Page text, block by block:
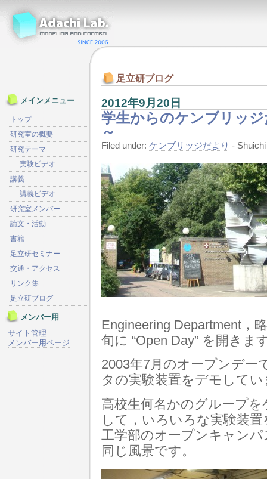
足立研ブログ
2012年9月20日
学生からのケンブリッ
～
Filed under: ケンブリッジだより -
Engineering Department，
旬に “Open Day” を開きま
2003年7月のオープンデー
タの実験装置をデモして
高校生何名かのグループ
して，いろいろな実験装
工学部のオープンキャン
同じ風景です。
メインメニュー
トップ
研究室の概要
研究テーマ
実験ビデオ
講義
講義ビデオ
研究室メンバー
論文・活動
書籍
足立研セミナー
交通・アクセス
リンク集
足立研ブログ
メンバー用
サイト管理
メンバー用ページ